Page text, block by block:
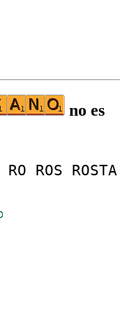
no es
RO ROS ROSTA